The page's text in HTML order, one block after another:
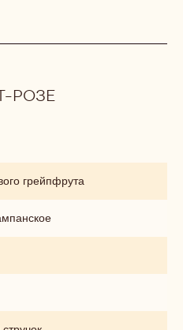
РОЗЕ
грейпфрута